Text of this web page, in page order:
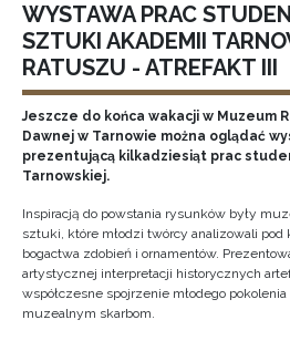
WYSTAWA PRAC
SZTUKI AKADEMII
RATUSZU - ATREFAKT III
Jeszcze do końca wakacji w Muzeum
Dawnej w Tarnowie można oglądać
prezentującą kilkadziesiąt prac
Tarnowskiej.
Inspiracją do powstania rysunków były
sztuki, które młodzi twórcy analizowali
bogactwa zdobień i ornamentów.
artystycznej interpretacji historycznych
współczesne spojrzenie młodego
muzealnym skarbom.